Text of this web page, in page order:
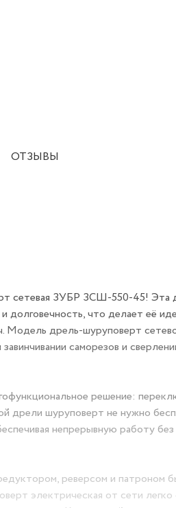
ОТЗЫВЫ
сетевая ЗУБР ЗСШ-550-45! Эта
долговечность, что делает её
Модель дрель-шуруповерт
саморезов и
решение:
дрели шуруповерт не нужно
непрерывную работу
реверсом и патроном
электрическая от сети